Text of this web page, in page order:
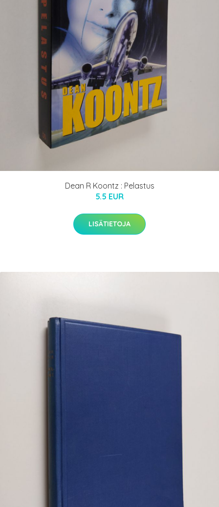
Dean R Koontz : Pelastus
5.5 EUR
LISÄTIETOJA